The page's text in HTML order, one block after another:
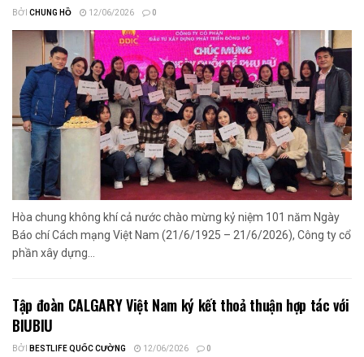
BỞI CHUNG HỒ 12/06/2026 0
Hòa chung không khí cả nước chào mừng kỷ niệm 101 năm Ngày
Báo chí Cách mạng Việt Nam (21/6/1925 – 21/6/2026), Công ty cổ
phần xây dựng...
Tập đoàn CALGARY Việt Nam ký kết thoả thuận hợp tác với
BIUBIU
BỞI BESTLIFE QUỐC CƯỜNG 12/06/2026 0